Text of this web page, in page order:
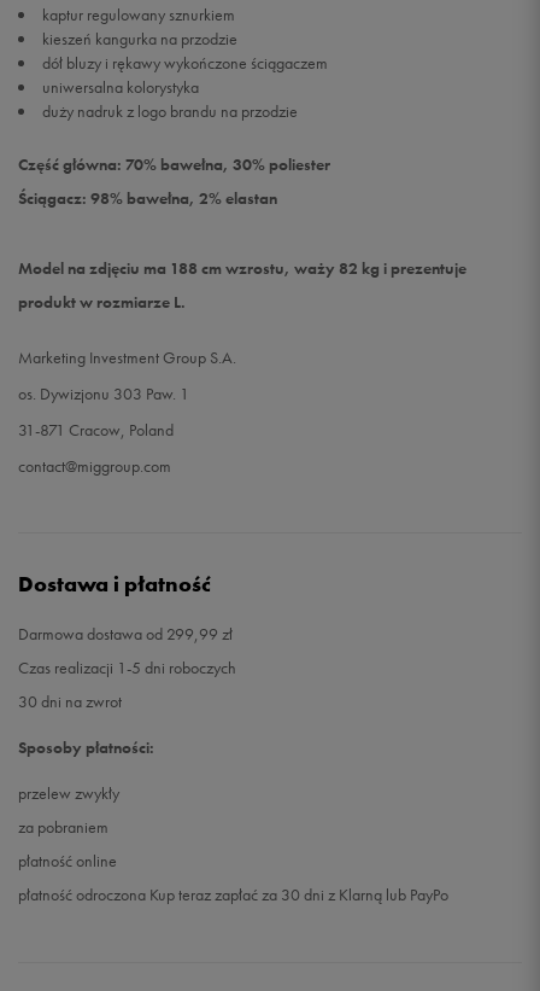
kaptur regulowany sznurkiem
kieszeń kangurka na przodzie
dół bluzy i rękawy wykończone ściągaczem
uniwersalna kolorystyka
duży nadruk z logo brandu na przodzie
Część główna: 70% bawełna, 30% poliester
Ściągacz: 98% bawełna, 2% elastan
Model na zdjęciu ma 188 cm wzrostu, waży 82 kg i prezentuje
produkt w rozmiarze L.
Marketing Investment Group S.A.
os. Dywizjonu 303 Paw. 1
31-871 Cracow, Poland
contact@miggroup.com
Dostawa i płatność
Darmowa dostawa od 299,99 zł
Czas realizacji 1-5 dni roboczych
30 dni na zwrot
Sposoby płatności:
przelew zwykły
za pobraniem
płatność online
płatność odroczona Kup teraz zapłać za 30 dni z Klarną lub PayPo